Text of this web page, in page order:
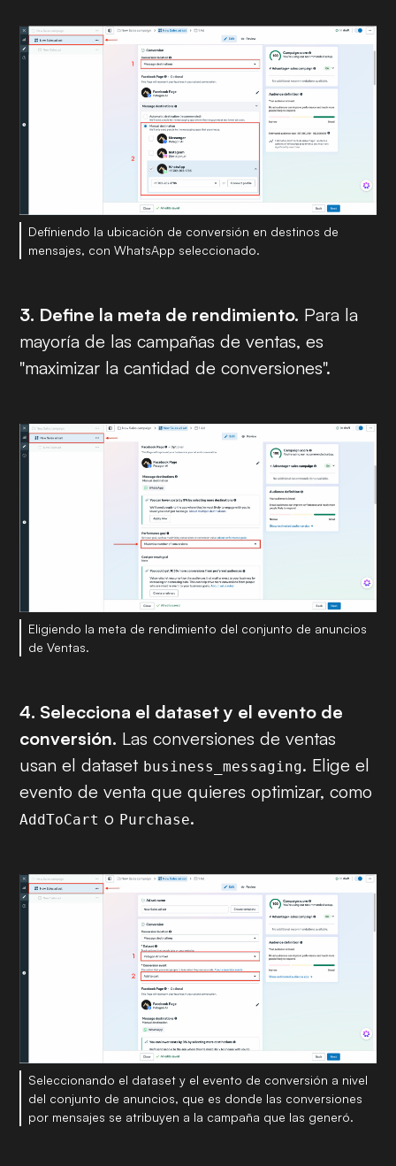
Definiendo la ubicación de conversión en destinos de
mensajes, con WhatsApp seleccionado.
3. Define la meta de rendimiento. Para la
mayoría de las campañas de ventas, es
"maximizar la cantidad de conversiones".
Eligiendo la meta de rendimiento del conjunto de anuncios
de Ventas.
4. Selecciona el dataset y el evento de
conversión. Las conversiones de ventas
usan el dataset business_messaging. Elige el
evento de venta que quieres optimizar, como
AddToCart o Purchase.
Seleccionando el dataset y el evento de conversión a nivel
del conjunto de anuncios, que es donde las conversiones
por mensajes se atribuyen a la campaña que las generó.